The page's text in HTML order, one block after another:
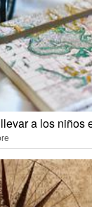
a los niños